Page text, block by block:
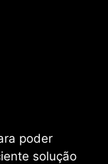
poder
solução